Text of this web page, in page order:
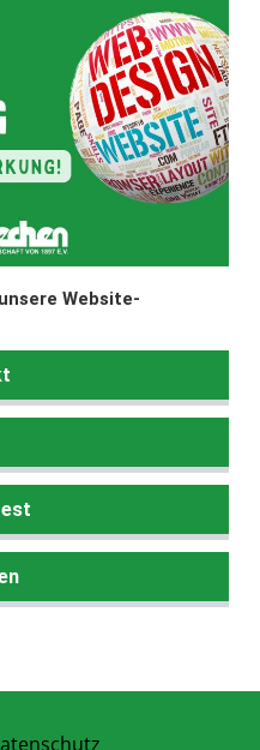
Website-